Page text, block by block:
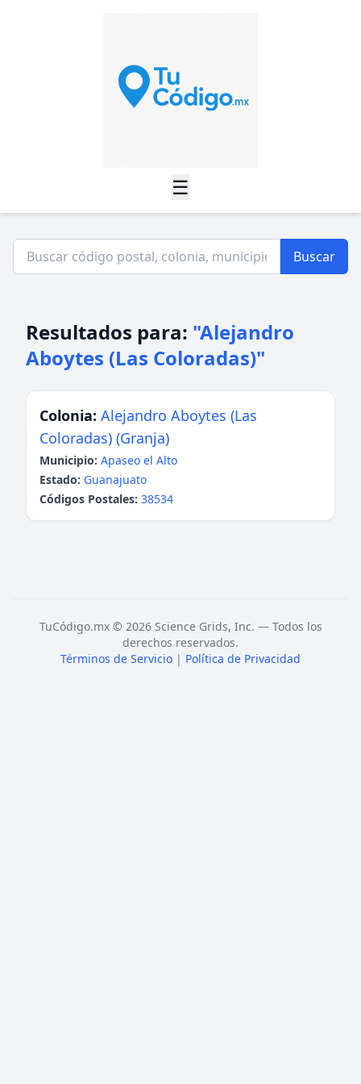
☰
Buscar
Resultados para: "Alejandro
Aboytes (Las Coloradas)"
Colonia: Alejandro Aboytes (Las
Coloradas) (Granja)
Municipio: Apaseo el Alto
Estado: Guanajuato
Códigos Postales: 38534
TuCódigo.mx © 2026 Science Grids, Inc. — Todos los
derechos reservados.
Términos de Servicio | Política de Privacidad